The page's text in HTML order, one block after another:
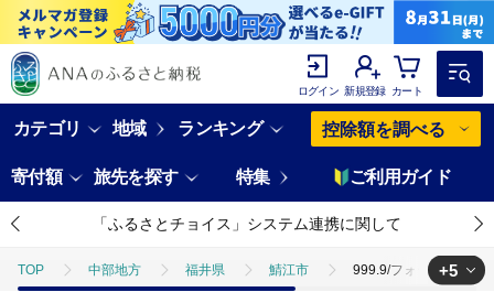
ログイン 新規登録 カート
カテゴリ 地域 ランキング 控除額を調べる
寄付額 旅先を探す 特集 ご利用ガイド
「ふるさとチョイス」システム連携に関して
TOP 中部地方 福井県 鯖江市 999.9/フォーナインズ
+5